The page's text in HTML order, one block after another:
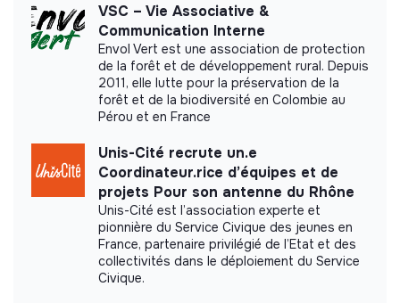
Labels and certifications
This structure did not communicate to us the
labels or certifications that it was able to obtain.
Documents
Did not yet add a transparency document.
VSC – Vie Associative &
Communication Interne
Envol Vert est une association de protection
de la forêt et de développement rural. Depuis
2011, elle lutte pour la préservation de la
forêt et de la biodiversité en Colombie au
Pérou et en France
Unis-Cité recrute un.e
Coordinateur.rice d’équipes et de
projets Pour son antenne du Rhône
Unis-Cité est l’association experte et
pionnière du Service Civique des jeunes en
France, partenaire privilégié de l’Etat et des
collectivités dans le déploiement du Service
Civique.